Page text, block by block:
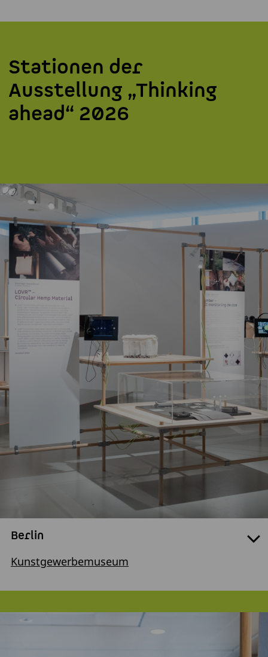
Stationen der
Ausstellung „Thinking
ahead“ 2026
Berlin
Kunstgewerbemuseum